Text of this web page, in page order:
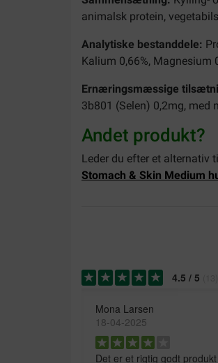
animalsk protein,
Analytiske bestanddele:
Kalium 0,66%, Magnesium
Ernæringsmæssige
3b801 (Selen) 0,2mg, med
Andet produkt?
Leder du efter et alternativ
Stomach & Skin Medium
4.5 / 5
Mona Larsen
18-04-2025
Det er et rigtig godt produkt